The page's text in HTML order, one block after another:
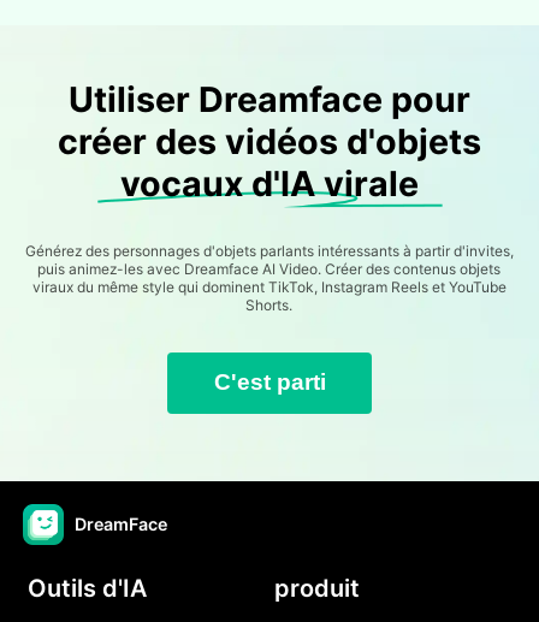
Utiliser Dreamface pour
créer des vidéos d'objets
vocaux d'IA virale
Générez des personnages d'objets parlants intéressants à partir d'invites,
puis animez-les avec Dreamface AI Video. Créer des contenus objets
viraux du même style qui dominent TikTok, Instagram Reels et YouTube
Shorts.
C'est parti
DreamFace
Outils d'IA produit